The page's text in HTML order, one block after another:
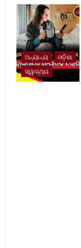
ଅନ୍ୟାନ୍ୟ
ଓଡ଼ିଶା
ସ୍ୱାସ୍ଥ୍ୟ